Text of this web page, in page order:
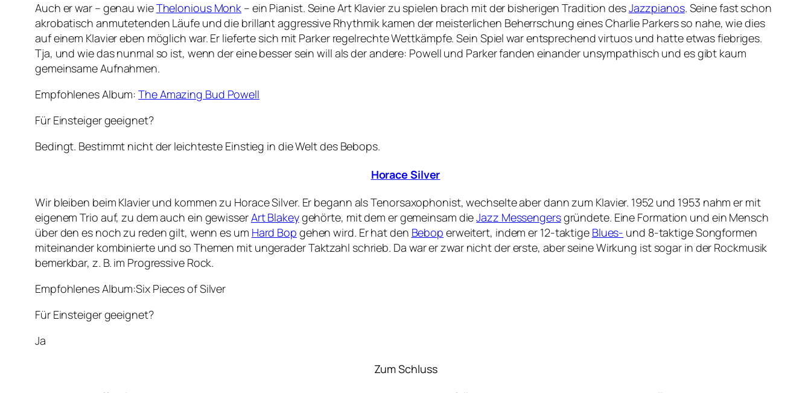
Auch er war – genau wieThelonious Monk – ein Pianist. Seine Art Klavier zu spielen brach mit der bisherigen Tradition desJazzpianos. Seine fast schon
akrobatisch anmutetenden Läufe und die brillant aggressive Rhythmik kamen der meisterlichen Beherrschung eines Charlie Parkers so nahe, wie dies
auf einem Klavier eben möglich war. Er lieferte sich mit Parker regelrechte Wettkämpfe. Sein Spiel war entsprechend virtuos und hatte etwas fiebriges.
Tja, und wie das nunmal so ist, wenn der eine besser sein will als der andere: Powell und Parker fanden einander unsympathisch und es gibt kaum
gemeinsame Aufnahmen.
Empfohlenes Album:The Amazing Bud Powell
Für Einsteiger geeignet?
Bedingt. Bestimmt nicht der leichteste Einstieg in die Welt des Bebops.
Horace Silver
Wir bleiben beim Klavier und kommen zu Horace Silver. Er begann als Tenorsaxophonist, wechselte aber dann zum Klavier. 1952 und 1953 nahm er mit
eigenem Trio auf, zu dem auch ein gewisserArt Blakeygehörte, mit dem er gemeinsam dieJazz Messengersgründete. Eine Formation und ein Mensch
über den es noch zu reden gilt, wenn es um Hard Bop gehen wird. Er hat den Bebop erweitert, indem er 12-taktige Blues- und 8-taktige Songformen
miteinander kombinierte und so Themen mit ungerader Taktzahl schrieb. Da war er zwar nicht der erste, aber seine Wirkung ist sogar in der Rockmusik
bemerkbar, z. B. im Progressive Rock.
Empfohlenes Album:Six Pieces of Silver
Für Einsteiger geeignet?
Ja
Zum Schluss